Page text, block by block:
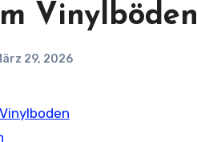
Vinylböden
29, 2026